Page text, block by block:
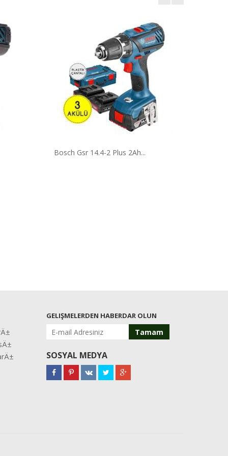
Bosch Gsr 14.4-2 Plus 2Ah...
GELIŞMELERDEN HABERDAR OLUN
Tamam
SOSYAL MEDYA